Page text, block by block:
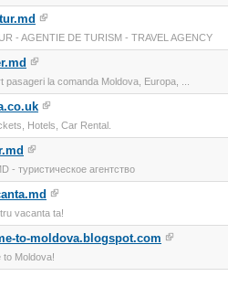
- AGENTIE DE TURISM - TRAVEL AGENCY
pasageri la comanda Moldova, Europa, ...
Hotels, Car Rental.
- туристическое агентство
vacanta ta!
to-moldova.blogspot.com
to Moldova!